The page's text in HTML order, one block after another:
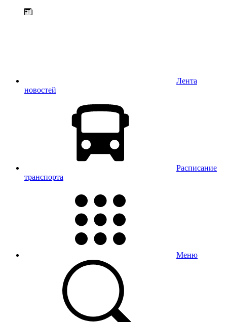
Лента
новостей
Расписание
транспорта
Меню